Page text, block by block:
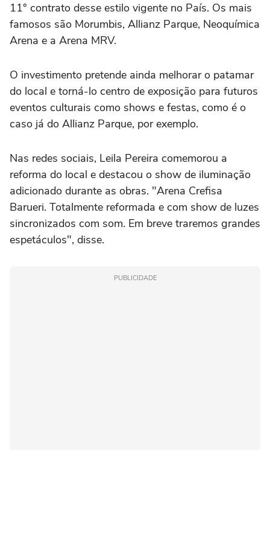
11° contrato desse estilo vigente no País. Os mais
famosos são Morumbis, Allianz Parque, Neoquímica
Arena e a Arena MRV.
O investimento pretende ainda melhorar o patamar
do local e torná-lo centro de exposição para futuros
eventos culturais como shows e festas, como é o
caso já do Allianz Parque, por exemplo.
Nas redes sociais, Leila Pereira comemorou a
reforma do local e destacou o show de iluminação
adicionado durante as obras. "Arena Crefisa
Barueri. Totalmente reformada e com show de luzes
sincronizados com som. Em breve traremos grandes
espetáculos", disse.
PUBLICIDADE